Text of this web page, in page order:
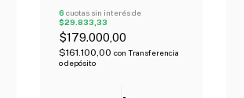
Rojo
6 cuotas sin interés de
$29.833,33
$179.000,00
$161.100,00 con Transferencia
o depósito